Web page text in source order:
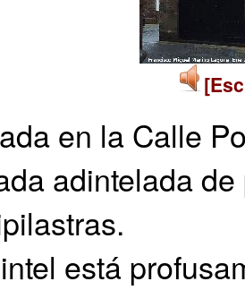
en la Calle
adintelada
está